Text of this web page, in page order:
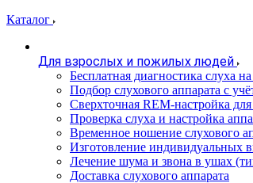
Каталог
Для взрослых и пожилых людей
Бесплатная диагностика слуха
Подбор слухового аппарата с
Сверхточная REM-настройка
Проверка слуха и настройка
Временное ношение слухового
Изготовление индивидуальных
Лечение шума и звона в ушах
Доставка слухового аппарата